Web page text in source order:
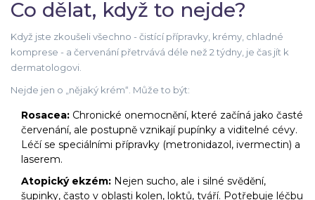
Co dělat, když to nejde?
Když jste zkoušeli všechno - čistící přípravky, krémy, chladné
komprese - a červenání přetrvává déle než 2 týdny, je čas jít k
dermatologovi.
Nejde jen o „nějaký krém“. Může to být:
Rosacea: Chronické onemocnění, které začíná jako časté
červenání, ale postupně vznikají pupínky a viditelné cévy.
Léčí se speciálními přípravky (metronidazol, ivermectin) a
laserem.
Atopický ekzém: Nejen sucho, ale i silné svědění,
šupinky, často v oblasti kolen, loktů, tváří. Potřebuje léčbu